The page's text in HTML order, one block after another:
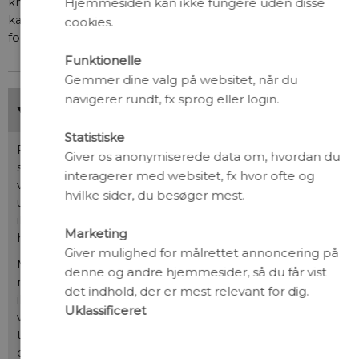
kan, som vi har vist her, have omfattende konsekvenser
for dynamikken i økosystemerne.
Ilt i havet
For omtrent to milliarder år siden havde blågrønalger
sendt så meget ilt ud i verdenshavene, at grundlaget
var skabt for, at iltkrævende organismer kunne
udvikles. Efter nogle drastiske udsving fandt
iltkoncentrationen et niveau, som Jordens senere liv
har kunnet tilpasse sig – både over og under vandet.
Mennesker, dyr og planter kan tolerere små udsving,
men trives bedst under en atmosfærisk
iltkoncentration på de nuværende 20,95 %. Under
vandoverfladen er alting anderledes. Lyset, lydende,
trykket og ilten. Her kan kun en vis mængde ilt
opløses, og fuldt iltmættet vand siges at have en
cookies.
Funktionelle
Gemmer dine valg på websitet, når du
navigerer rundt, fx sprog eller login.
Statistiske
Giver os anonymiserede data om, hvordan du
interagerer med websitet, fx hvor ofte og
hvilke sider, du besøger mest.
Marketing
Giver mulighed for målrettet annoncering på
denne og andre hjemmesider, så du får vist
det indhold, der er mest relevant for dig.
Uklassificeret